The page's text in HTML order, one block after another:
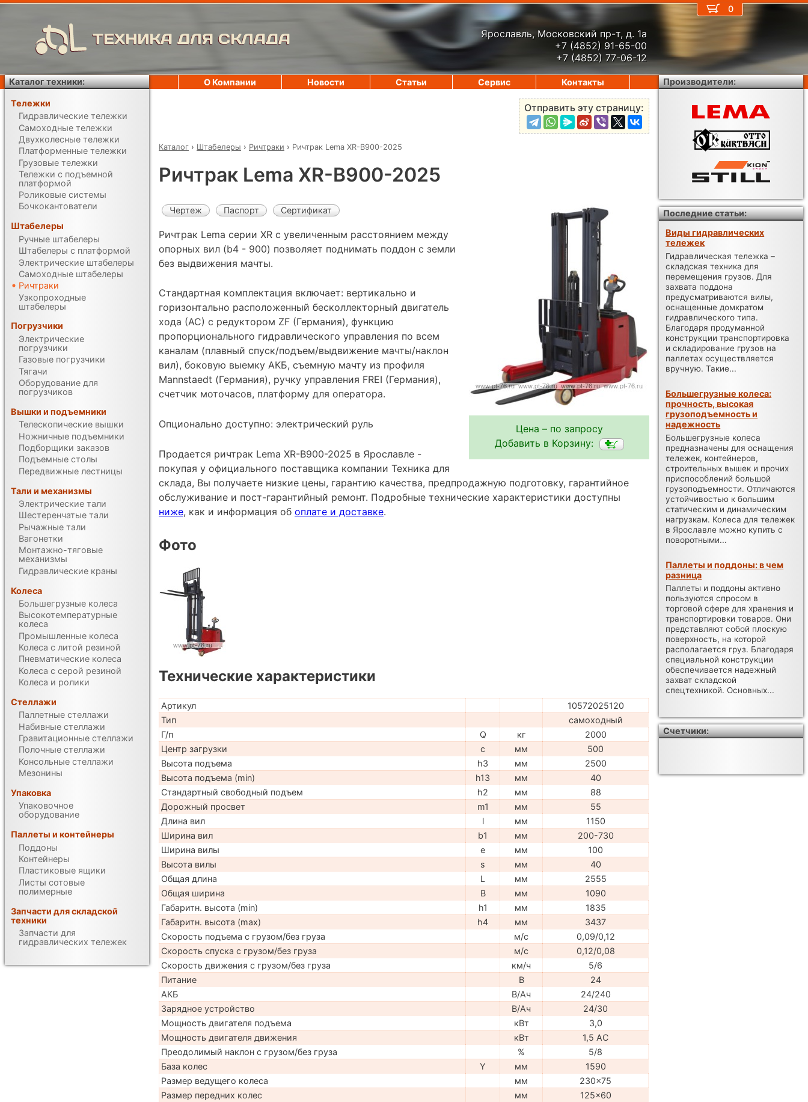
ТЕХНИКА ДЛЯ СКЛАДА
Ярославль, Московский пр-т, д. 1а
+7 (4852) 91-65-00
+7 (4852) 77-06-12
Отправить эту страницу:
Каталог › Штабелеры › Ричтраки › Ричтрак Lema XR-B900-2025
Ричтрак Lema XR-B900-2025
Цена – по запросу
Добавить в Корзину:
Чертеж Паспорт Сертификат
Ричтрак Lema серии XR с увеличенным расстоянием между
опорных вил (b4 - 900) позволяет поднимать поддон с земли
без выдвижения мачты.
Стандартная комплектация включает: вертикально и
горизонтально расположенный бесколлекторный двигатель
хода (АС) с редуктором ZF (Германия), функцию
пропорционального гидравлического управления по всем
каналам (плавный спуск/подъем/выдвижение мачты/наклон
вил), боковую выемку АКБ, съемную мачту из профиля
Mannstaedt (Германия), ручку управления FREI (Германия),
счетчик моточасов, платформу для оператора.
Опционально доступно: электрический руль
Продается ричтрак Lema XR-B900-2025 в Ярославле -
покупая у официального поставщика компании Техника для
склада, Вы получаете низкие цены, гарантию качества, предпродажную подготовку, гарантийное
обслуживание и пост-гарантийный ремонт. Подробные технические характеристики доступны
ниже, как и информация об оплате и доставке.
Фото
Технические характеристики
Артикул
10572025120
Тип
самоходный
Г/п
Q кг
2000
Центр загрузки
c мм
500
Высота подъема
h3 мм
2500
Высота подъема (min)
h13 мм
40
Стандартный свободный подъем
h2 мм
88
Дорожный просвет
m1 мм
55
Длина вил
l мм
1150
Ширина вил
b1 мм
200-730
Ширина вилы
e мм
100
Высота вилы
s мм
40
Общая длина
L мм
2555
Общая ширина
B мм
1090
Габаритн. высота (min)
h1 мм
1835
Габаритн. высота (max)
h4 мм
3437
Скорость подъема с грузом/без груза
м/с
0,09/0,12
Скорость спуска с грузом/без груза
м/с
0,12/0,08
Скорость движения с грузом/без груза
км/ч
5/6
Питание
В
24
АКБ
В/Ач
24/240
Зарядное устройство
В/Ач
24/30
Мощность двигателя подъема
кВт
3,0
Мощность двигателя движения
кВт
1,5 АС
Преодолимый наклон с грузом/без груза
%
5/8
База колес
Y мм
1590
Размер ведущего колеса
мм
230x75
Размер передних колес
мм
125x60
0
О Компании Новости Статьи Сервис Контакты
Каталог техники:
Тележки
Гидравлические тележки
Самоходные тележки
Двухколесные тележки
Платформенные тележки
Грузовые тележки
Тележки с подъемной
платформой
Роликовые системы
Бочкокантователи
Штабелеры
Ручные штабелеры
Штабелеры с платформой
Электрические штабелеры
Самоходные штабелеры
Ричтраки
Узкопроходные
штабелеры
Погрузчики
Электрические
погрузчики
Газовые погрузчики
Тягачи
Оборудование для
погрузчиков
Вышки и подъемники
Телескопические вышки
Ножничные подъемники
Подборщики заказов
Подъемные столы
Передвижные лестницы
Тали и механизмы
Электрические тали
Шестеренчатые тали
Рычажные тали
Вагонетки
Монтажно-тяговые
механизмы
Гидравлические краны
Колеса
Большегрузные колеса
Высокотемпературные
колеса
Промышленные колеса
Колеса с литой резиной
Пневматические колеса
Колеса с серой резиной
Колеса и ролики
Стеллажи
Паллетные стеллажи
Набивные стеллажи
Гравитационные стеллажи
Полочные стеллажи
Консольные стеллажи
Мезонины
Упаковка
Упаковочное
оборудование
Паллеты и контейнеры
Поддоны
Контейнеры
Пластиковые ящики
Листы сотовые
полимерные
Запчасти для складской
техники
Запчасти для
гидравлических тележек
Производители:
Последние статьи:
Виды гидравлических
тележек
Гидравлическая тележка –
складская техника для
перемещения грузов. Для
захвата поддона
предусматриваются вилы,
оснащенные домкратом
гидравлического типа.
Благодаря продуманной
конструкции транспортировка
и складирование грузов на
паллетах осуществляется
вручную. Такие...
Большегрузные колеса:
прочность, высокая
грузоподъемность и
надежность
Большегрузные колеса
предназначены для оснащения
тележек, контейнеров,
строительных вышек и прочих
приспособлений большой
грузоподъемности. Отличаются
устойчивостью к большим
статическим и динамическим
нагрузкам. Колеса для тележек
в Ярославле можно купить с
поворотными...
Паллеты и поддоны: в чем
разница
Паллеты и поддоны активно
пользуются спросом в
торговой сфере для хранения и
транспортировки товаров. Они
представляют собой плоскую
поверхность, на которой
располагается груз. Благодаря
специальной конструкции
обеспечивается надежный
захват складской
спецтехникой. Основных...
Счетчики: